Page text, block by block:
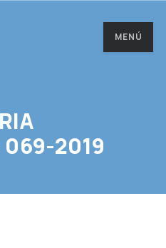
MENÚ
2019